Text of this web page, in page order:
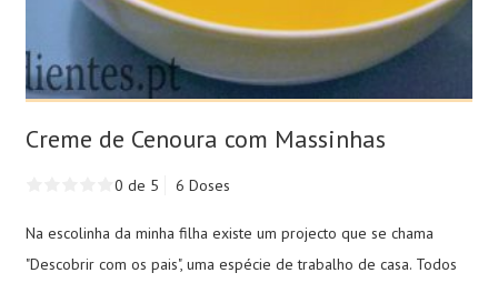
Creme de Cenoura com Massinhas
0 de 5 6 Doses
Na escolinha da minha filha existe um projecto que se chama
"Descobrir com os pais", uma espécie de trabalho de casa. Todos